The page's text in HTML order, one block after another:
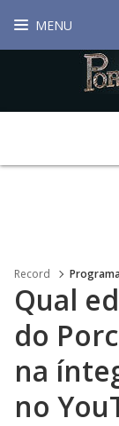
MENU
Record
Qual
do
na
no